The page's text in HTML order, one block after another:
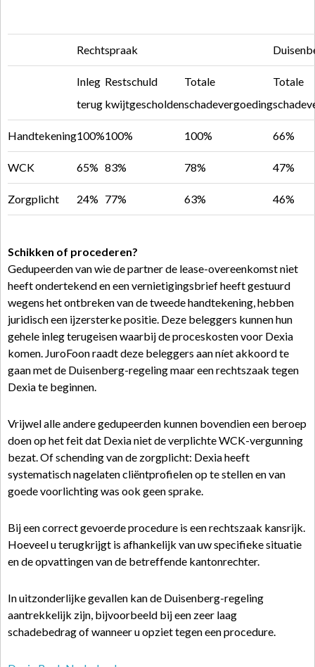
Rechtspraak
Inleg
terug
Restschuld
kwijtgescholden
Totale
schadevergoeding
Totale
Handtekening100%100% 100% 66%
WCK 65% 83% 78% 47%
Zorgplicht 24% 77% 63% 46%
Schikken of procederen?
Gedupeerden van wie de partner de lease-overeenkomst niet
heeft ondertekend en een vernietigingsbrief heeft gestuurd
wegens het ontbreken van de tweede handtekening, hebben
juridisch een ijzersterke positie. Deze beleggers kunnen hun
gehele inleg terugeisen waarbij de proceskosten voor Dexia
komen. JuroFoon raadt deze beleggers aan níet akkoord te
gaan met de Duisenberg-regeling maar een rechtszaak tegen
Dexia te beginnen.
Vrijwel alle andere gedupeerden kunnen bovendien een beroep
doen op het feit dat Dexia niet de verplichte WCK-vergunning
bezat. Of schending van de zorgplicht: Dexia heeft
systematisch nagelaten cliëntprofielen op te stellen en van
goede voorlichting was ook geen sprake.
Bij een correct gevoerde procedure is een rechtszaak kansrijk.
Hoeveel u terugkrijgt is afhankelijk van uw specifieke situatie
en de opvattingen van de betreffende kantonrechter.
In uitzonderlijke gevallen kan de Duisenberg-regeling
aantrekkelijk zijn, bijvoorbeeld bij een zeer laag
schadebedrag of wanneer u opziet tegen een procedure.